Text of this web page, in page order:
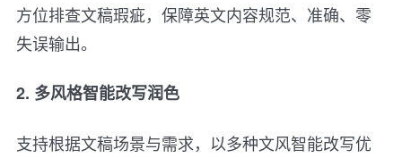
方位排查文稿瑕疵，保障英文内容规范、准确、零
失误输出。
2. 多风格智能改写润色
支持根据文稿场景与需求，以多种文风智能改写优